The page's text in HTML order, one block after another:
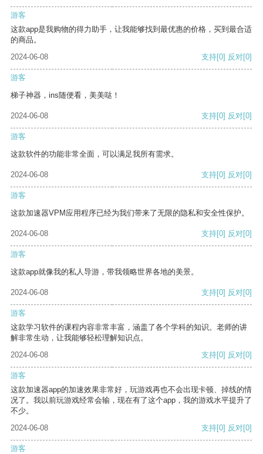
游客
这款app是我购物的得力助手，让我能够找到最优惠的价格，买到最合适
的商品。
2024-06-08
支持[0] 反对[0]
游客
梯子神器，ins随便看，美美哒！
2024-06-08 支持[0] 反对[0]
游客
这款软件的功能非常全面，可以满足我所有需求。
2024-06-08 支持[0] 反对[0]
游客
这款加速器VPM应用程序已经为我们带来了无限的隐私和安全性保护。
2024-06-08 支持[0] 反对[0]
游客
这款app就像我的私人导游，带我领略世界各地的美景。
2024-06-08 支持[0] 反对[0]
游客
这款学习软件的课程内容非常丰富，涵盖了各个学科的知识。老师的讲
解非常生动，让我能够轻松理解知识点。
2024-06-08
支持[0] 反对[0]
游客
这款加速器app的加速效果非常好，玩游戏再也不会出现卡顿、掉线的情
况了。我以前玩游戏经常会输，现在有了这个app，我的游戏水平提升了
不少。
2024-06-08
支持[0] 反对[0]
游客